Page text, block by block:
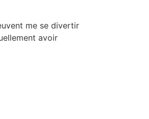
me se divertir
avoir